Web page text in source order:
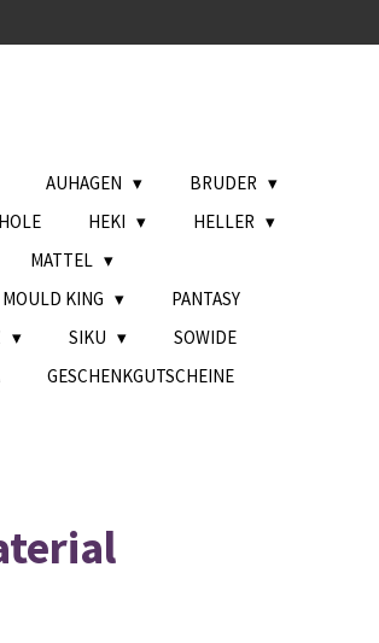
AUHAGEN
BRUDER
HEKI
HELLER
MATTEL
MOULD KING
PANTASY
SIKU
SOWIDE
GESCHENKGUTSCHEINE